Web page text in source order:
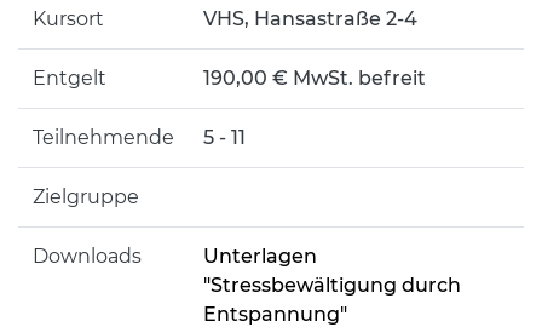
Kursort VHS, Hansastraße 2-4
Entgelt 190,00 € MwSt. befreit
Teilnehmende 5 - 11
Zielgruppe
Downloads
Unterlagen
"Stressbewältigung durch
Entspannung"